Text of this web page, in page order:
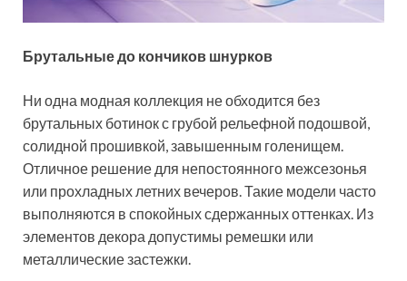
Брутальные до кончиков шнурков
Ни одна модная коллекция не обходится без
брутальных ботинок с грубой рельефной подошвой,
солидной прошивкой, завышенным голенищем.
Отличное решение для непостоянного межсезонья
или прохладных летних вечеров. Такие модели часто
выполняются в спокойных сдержанных оттенках. Из
элементов декора допустимы ремешки или
металлические застежки.